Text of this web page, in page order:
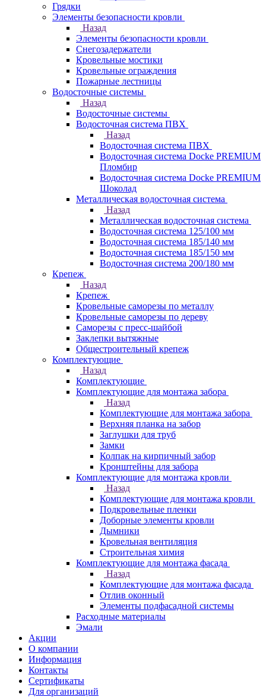
Грядки
Элементы безопасности кровли
Назад
Элементы безопасности кровли
Снегозадержатели
Кровельные мостики
Кровельные ограждения
Пожарные лестницы
Водосточные системы
Назад
Водосточные системы
Водосточная система ПВХ
Назад
Водосточная система ПВХ
Водосточная система Docke PREMIUM
Пломбир
Водосточная система Docke PREMIUM
Шоколад
Металлическая водосточная система
Назад
Металлическая водосточная система
Водосточная система 125/100 мм
Водосточная система 185/140 мм
Водосточная система 185/150 мм
Водосточная система 200/180 мм
Крепеж
Назад
Крепеж
Кровельные саморезы по металлу
Кровельные саморезы по дереву
Саморезы с пресс-шайбой
Заклепки вытяжные
Общестроительный крепеж
Комплектующие
Назад
Комплектующие
Комплектующие для монтажа забора
Назад
Комплектующие для монтажа забора
Верхняя планка на забор
Заглушки для труб
Замки
Колпак на кирпичный забор
Кронштейны для забора
Комплектующие для монтажа кровли
Назад
Комплектующие для монтажа кровли
Подкровельные пленки
Доборные элементы кровли
Дымники
Кровельная вентиляция
Строительная химия
Комплектующие для монтажа фасада
Назад
Комплектующие для монтажа фасада
Отлив оконный
Элементы подфасадной системы
Расходные материалы
Эмали
Акции
О компании
Информация
Контакты
Сертификаты
Для организаций